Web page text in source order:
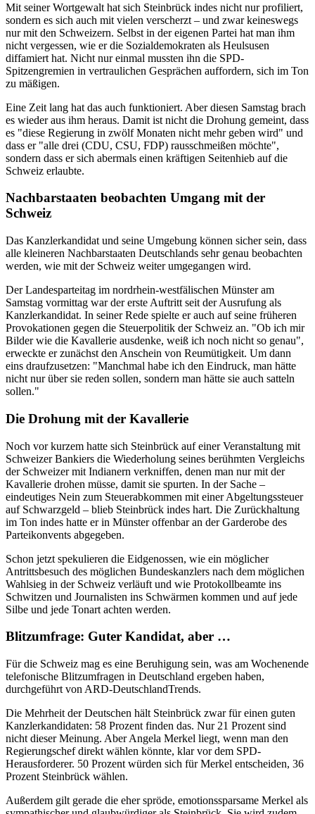
Mit seiner Wortgewalt hat sich Steinbrück indes nicht nur profiliert,
sondern es sich auch mit vielen verscherzt – und zwar keineswegs
nur mit den Schweizern. Selbst in der eigenen Partei hat man ihm
nicht vergessen, wie er die Sozialdemokraten als Heulsusen
diffamiert hat. Nicht nur einmal mussten ihn die SPD-
Spitzengremien in vertraulichen Gesprächen auffordern, sich im Ton
zu mäßigen.
Eine Zeit lang hat das auch funktioniert. Aber diesen Samstag brach
es wieder aus ihm heraus. Damit ist nicht die Drohung gemeint, dass
es "diese Regierung in zwölf Monaten nicht mehr geben wird" und
dass er "alle drei (CDU, CSU, FDP) rausschmeißen möchte",
sondern dass er sich abermals einen kräftigen Seitenhieb auf die
Schweiz erlaubte.
Nachbarstaaten beobachten Umgang mit der
Schweiz
Das Kanzlerkandidat und seine Umgebung können sicher sein, dass
alle kleineren Nachbarstaaten Deutschlands sehr genau beobachten
werden, wie mit der Schweiz weiter umgegangen wird.
Der Landesparteitag im nordrhein-westfälischen Münster am
Samstag vormittag war der erste Auftritt seit der Ausrufung als
Kanzlerkandidat. In seiner Rede spielte er auch auf seine früheren
Provokationen gegen die Steuerpolitik der Schweiz an. "Ob ich mir
Bilder wie die Kavallerie ausdenke, weiß ich noch nicht so genau",
erweckte er zunächst den Anschein von Reumütigkeit. Um dann
eins draufzusetzen: "Manchmal habe ich den Eindruck, man hätte
nicht nur über sie reden sollen, sondern man hätte sie auch satteln
sollen."
Die Drohung mit der Kavallerie
Noch vor kurzem hatte sich Steinbrück auf einer Veranstaltung mit
Schweizer Bankiers die Wiederholung seines berühmten Vergleichs
der Schweizer mit Indianern verkniffen, denen man nur mit der
Kavallerie drohen müsse, damit sie spurten. In der Sache –
eindeutiges Nein zum Steuerabkommen mit einer Abgeltungssteuer
auf Schwarzgeld – blieb Steinbrück indes hart. Die Zurückhaltung
im Ton indes hatte er in Münster offenbar an der Garderobe des
Parteikonvents abgegeben.
Schon jetzt spekulieren die Eidgenossen, wie ein möglicher
Antrittsbesuch des möglichen Bundeskanzlers nach dem möglichen
Wahlsieg in der Schweiz verläuft und wie Protokollbeamte ins
Schwitzen und Journalisten ins Schwärmen kommen und auf jede
Silbe und jede Tonart achten werden.
Blitzumfrage: Guter Kandidat, aber …
Für die Schweiz mag es eine Beruhigung sein, was am Wochenende
telefonische Blitzumfragen in Deutschland ergeben haben,
durchgeführt von ARD-DeutschlandTrends.
Die Mehrheit der Deutschen hält Steinbrück zwar für einen guten
Kanzlerkandidaten: 58 Prozent finden das. Nur 21 Prozent sind
nicht dieser Meinung. Aber Angela Merkel liegt, wenn man den
Regierungschef direkt wählen könnte, klar vor dem SPD-
Herausforderer. 50 Prozent würden sich für Merkel entscheiden, 36
Prozent Steinbrück wählen.
Außerdem gilt gerade die eher spröde, emotionssparsame Merkel als